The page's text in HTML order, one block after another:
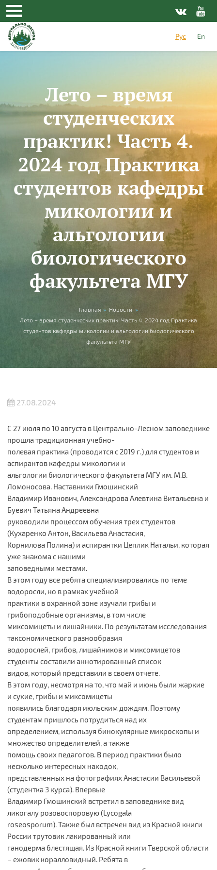
Перейти к основному содержанию
Рус
En
Лето – время
студенческих
практик! Часть 4.
2024 год Практика
студентов кафедры
микологии и
альгологии
биологического
факультета МГУ
Вы здесь Главная » Новости »
Лето – время студенческих практик! Часть 4. 2024 год Практика
студентов кафедры микологии и альгологии биологического
факультета МГУ
27.08.2024
С 27 июля по 10 августа в Центрально-Лесном заповеднике
прошла традиционная учебно-
полевая практика (проводится с 2019 г.) для студентов и
аспирантов кафедры микологии и
альгологии биологического факультета МГУ им. М.В.
Ломоносова. Наставники Гмошинский
Владимир Иванович, Александрова Алевтина Витальевна и
Буевич Татьяна Андреевна
руководили процессом обучения трех студентов
(Кухаренко Антон, Васильева Анастасия,
Корнилова Полина) и аспирантки Цеплик Натальи, которая
уже знакома с нашими
заповедными местами.
В этом году все ребята специализировались по теме
водоросли, но в рамках учебной
практики в охранной зоне изучали грибы и
грибоподобные организмы, в том числе
миксомицеты и лишайники. По результатам исследования
таксономического разнообразия
водорослей, грибов, лишайников и миксомицетов
студенты составили аннотированный список
видов, который представили в своем отчете.
В этом году, несмотря на то, что май и июнь были жаркие
и сухие, грибы и миксомицеты
появились благодаря июльским дождям. Поэтому
студентам пришлось потрудиться над их
определением, используя бинокулярные микроскопы и
множество определителей, а также
помощь своих педагогов. В период практики было
несколько интересных находок,
представленных на фотографиях Анастасии Васильевой
(студентка 3 курса). Впервые
Владимир Гмошинский встретил в заповеднике вид
ликогалу розовоспоровую (Lycogala
roseosporum). Также был встречен вид из Красной книги
России трутовик лакированный или
ганодерма блестящая. Из Красной книги Тверской области
– ежовик коралловидный. Ребята в